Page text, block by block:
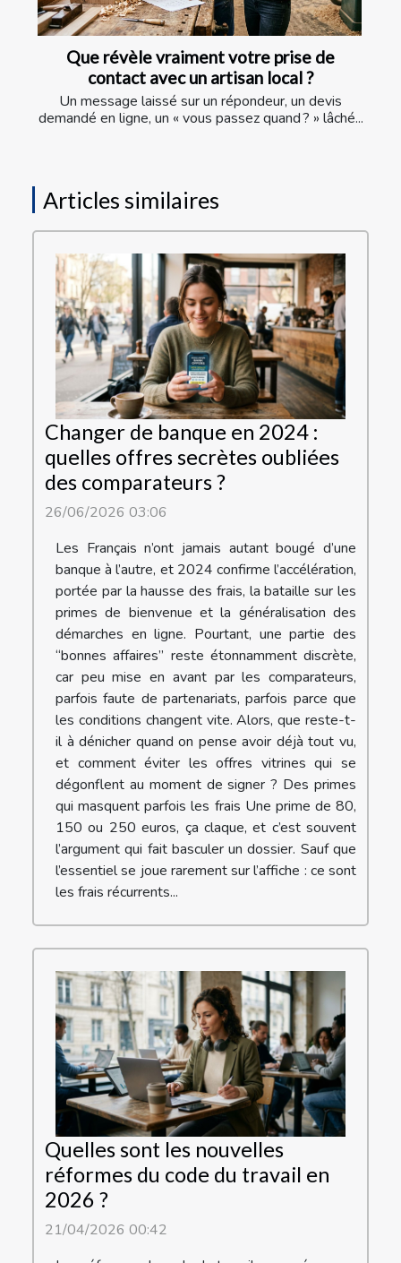
Que révèle vraiment votre prise de
contact avec un artisan local ?
Un message laissé sur un répondeur, un devis
demandé en ligne, un « vous passez quand ? » lâché...
Articles similaires
Changer de banque en 2024 :
quelles offres secrètes oubliées
des comparateurs ?
26/06/2026 03:06
Les Français n’ont jamais autant bougé d’une
banque à l’autre, et 2024 confirme l’accélération,
portée par la hausse des frais, la bataille sur les
primes de bienvenue et la généralisation des
démarches en ligne. Pourtant, une partie des
“bonnes affaires” reste étonnamment discrète,
car peu mise en avant par les comparateurs,
parfois faute de partenariats, parfois parce que
les conditions changent vite. Alors, que reste-t-
il à dénicher quand on pense avoir déjà tout vu,
et comment éviter les offres vitrines qui se
dégonflent au moment de signer ? Des primes
qui masquent parfois les frais Une prime de 80,
150 ou 250 euros, ça claque, et c’est souvent
l’argument qui fait basculer un dossier. Sauf que
l’essentiel se joue rarement sur l’affiche : ce sont
les frais récurrents...
Quelles sont les nouvelles
réformes du code du travail en
2026 ?
21/04/2026 00:42